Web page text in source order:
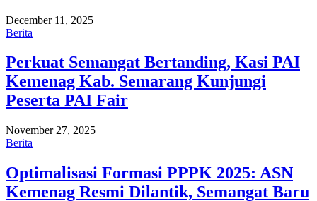
December 11, 2025
Berita
Perkuat Semangat Bertanding, Kasi PAI
Kemenag Kab. Semarang Kunjungi
Peserta PAI Fair
November 27, 2025
Berita
Optimalisasi Formasi PPPK 2025: ASN
Kemenag Resmi Dilantik, Semangat Baru